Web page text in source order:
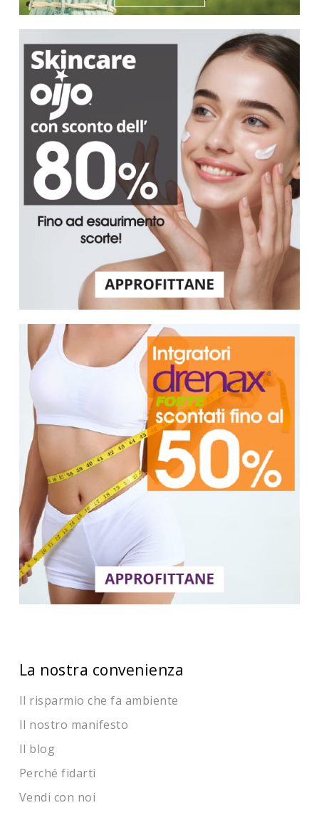
La nostra convenienza
Il risparmio che fa ambiente
Il nostro manifesto
Il blog
Perché fidarti
Vendi con noi